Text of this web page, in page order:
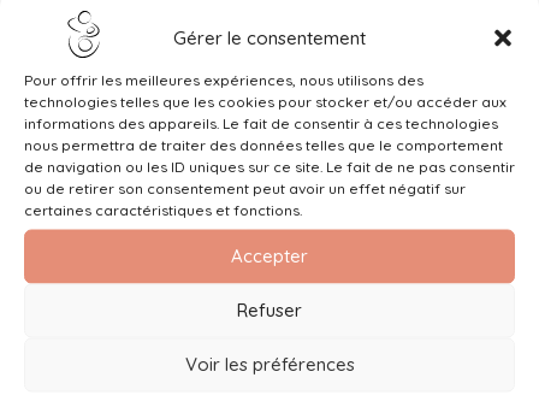
Gérer le consentement
Pour offrir les meilleures expériences, nous utilisons des
technologies telles que les cookies pour stocker et/ou accéder aux
informations des appareils. Le fait de consentir à ces technologies
nous permettra de traiter des données telles que le comportement
de navigation ou les ID uniques sur ce site. Le fait de ne pas consentir
ou de retirer son consentement peut avoir un effet négatif sur
certaines caractéristiques et fonctions.
Accepter
Refuser
Voir les préférences
Information importante
Parvovirus B19 et grossesse
Voici une infographie sur
Parvovirus B19 et grossesse.
Nous constatons actuellement
une forte prévalence d’infections